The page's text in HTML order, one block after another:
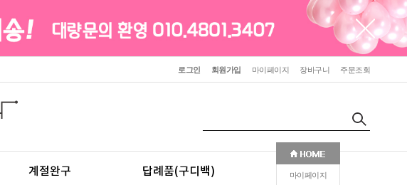
마이페이지
로그인 회원가입 마이페이지 장바구니 주문조회
계절완구 답례품(구디백) 판촉(인쇄)